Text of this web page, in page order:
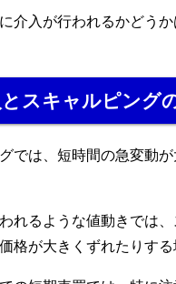
介入が行われるかどうか
とスキャルピング
では、短時間の急変動
れるような値動きでは
格が大きくずれたりする